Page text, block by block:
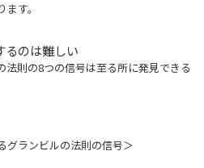
す。
るのは難しい
法則の8つの信号は至る所に発見できる
グランビルの法則の信号＞